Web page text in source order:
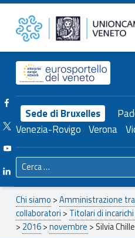
Silvia Chillemi – Unioncamere del Veneto
Header info sidebar
Sede di Bruxelles
Venezia-Rovigo Verona
Facebook Unioncamere Veneto
Twitter Unioncamere Veneto
Youtube Unioncamere Veneto
Linkedin Unioncamere Veneto
Ricerca per:
Breadcrumbs navigation
Chi siamo >Amministrazione
collaboratori > Titolari di
> 2016>novembre > Silvia